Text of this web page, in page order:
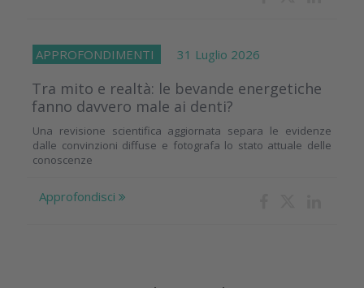
APPROFONDIMENTI 31 Luglio 2026
Tra mito e realtà: le bevande energetiche
fanno davvero male ai denti?
Una revisione scientifica aggiornata separa le evidenze
dalle convinzioni diffuse e fotografa lo stato attuale delle
conoscenze
Approfondisci